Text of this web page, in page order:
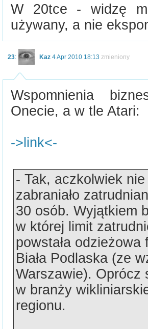
W 20tce - widzę
używany, a nie
23: Kaz 4 Apr 2010 18:13 zmieniony
Wspomnienia
Onecie, a w tle Atari:
->link<-
- Tak, aczkolwiek
zabraniało
30 osób. Wyjątkiem
w której limit
powstała
Biała Podlaska (ze
Warszawie). Oprócz
w branży
regionu.